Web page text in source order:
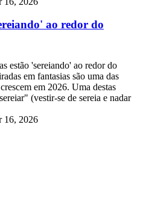
ao redor do
estão 'sereiando' ao redor do
em fantasias são uma das
em 2026. Uma destas
(vestir-se de sereia e nadar
16, 2026